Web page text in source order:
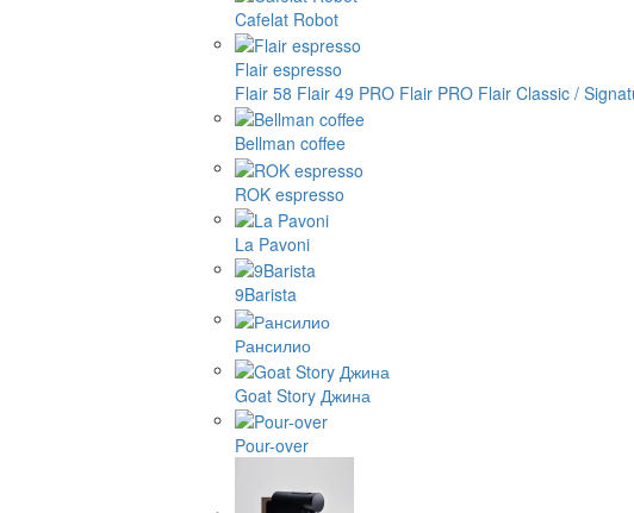
Cafelat Robot
Flair espresso
Flair 58 Flair 49 PRO Flair PRO Flair Classic /
Bellman coffee
ROK espresso
La Pavoni
9Barista
Рансилио
Goat Story Джина
Pour-over